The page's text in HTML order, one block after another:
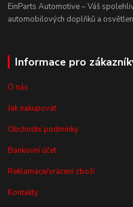
EinParts Automotive – Váš
automobilových doplňků a
Informace pro
O nás
Jak nakupovat
Obchodní podmínky
Bankovní účet
Reklamace/vrácení zboží
Kontakty